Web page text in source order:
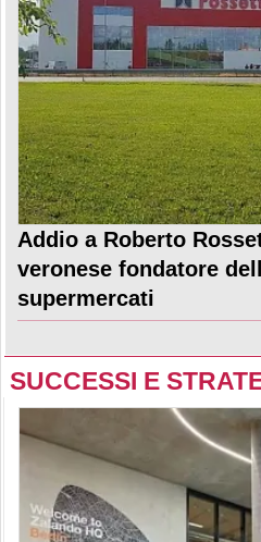
Addio a Roberto
veronese fondatore
supermercati
SUCCESSI E